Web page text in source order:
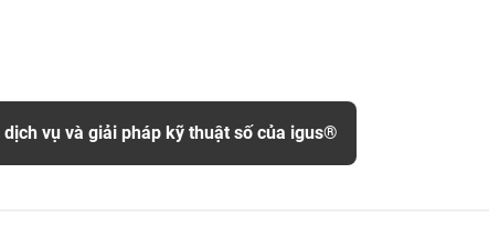
vụ và giải pháp kỹ thuật số của igus®